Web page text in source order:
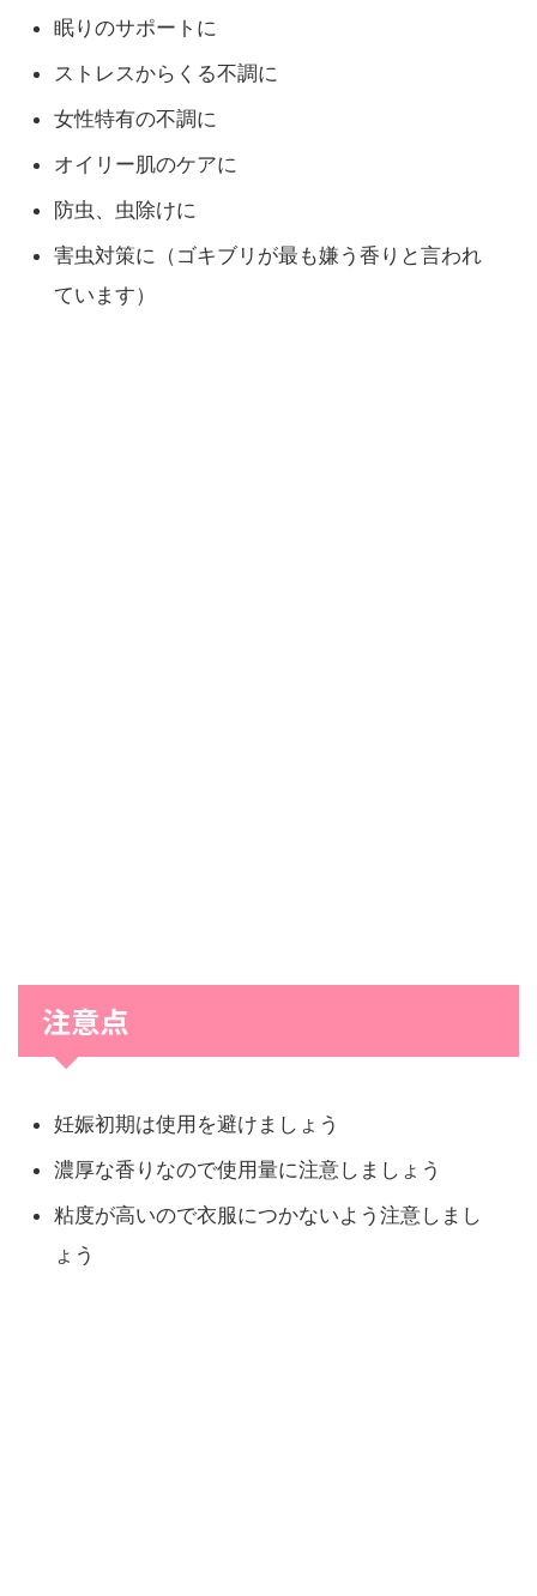
眠りのサポートに
ストレスからくる不調に
女性特有の不調に
オイリー肌のケアに
防虫、虫除けに
害虫対策に（ゴキブリが最も嫌う香りと言われ
ています）
注意点
妊娠初期は使用を避けましょう
濃厚な香りなので使用量に注意しましょう
粘度が高いので衣服につかないよう注意しまし
ょう